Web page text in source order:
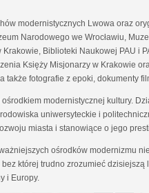
modernistycznych Lwowa oraz
Narodowego we Wrocławiu,
Biblioteki Naukowej PAU i
Księży Misjonarzy w Krakowie
także fotografie z epoki, dokumenty
modernistycznej kultury.
uniwersyteckie i
miasta i stanowiące o jego
ośrodków modernizmu
której trudno zrozumieć
i Europy.